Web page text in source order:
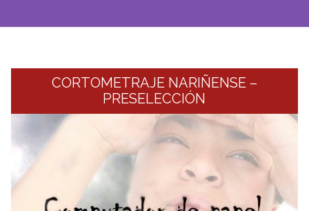
CORTOMETRAJE NARIÑENSE –
PRESELECCIÓN